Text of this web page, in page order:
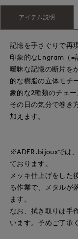
アイテム説明
記憶を手さぐりで再
印象的なEngram（=
曖昧な記憶の断片を
的な樹脂の立体モチ
象的な2種類のチェ
その日の気分で巻き
加えます。
※ADER.bijouxでは
ております。
メッキ仕上げをした
る作業で、メタルが
ます。
なお、拭き取りは手
います。予めご了承